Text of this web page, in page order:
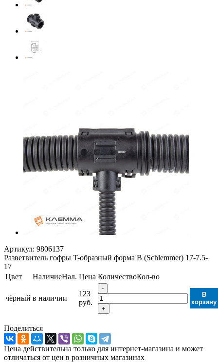
Артикул: 9806137
Разветвитель гофры T-образный форма B (Schlemmer) 17-7.5-
17
Цвет
НаличиеНал. Цена КоличествоКол-во
чёрный в наличии
123
руб.
-
+
В
корзину
Поделиться
Цена действительна только для интернет-магазина и может
отличаться от цен в розничных магазинах